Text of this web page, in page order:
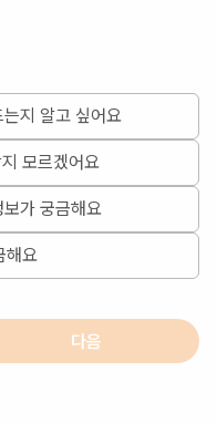
지 알고 싶어요
모르겠어요
보가 궁금해요
해요
다음